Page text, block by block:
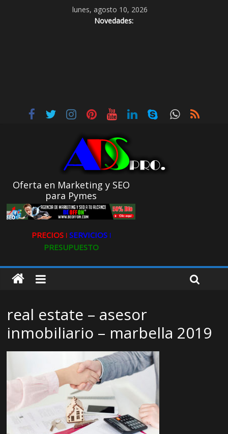
lunes, agosto 10, 2026
Novedades:
Oferta en Marketing y SEO
para Pymes
PRECIOS ǀ SERVICIOS ǀ
PRESUPUESTO
real estate – asesor
inmobiliario – marbella 2019